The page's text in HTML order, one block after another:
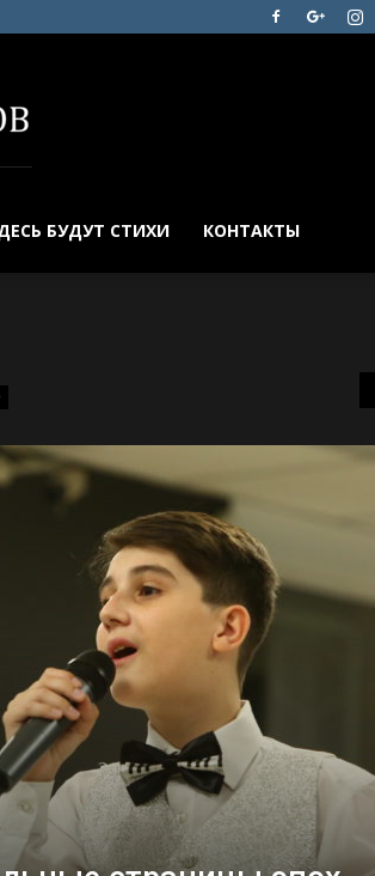
БУДУТ СТИХИ КОНТАКТЫ